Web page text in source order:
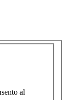
al